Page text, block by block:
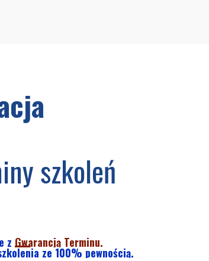
szkoleń
zGwarancją Terminu.
ze 100% pewnością.